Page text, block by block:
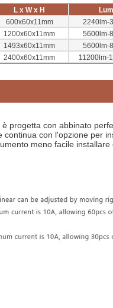
L x W x H
600x60x11mm 2240lm-
1200x60x11mm 5600lm-
1493x60x11mm 5600lm-
2400x60x11mm 11200lm-
progetta con abbinato
con l'opzione per
meno facile